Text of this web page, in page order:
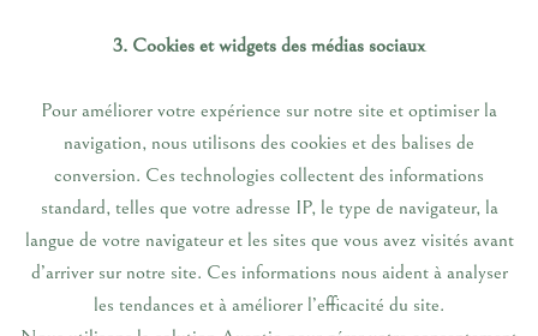
3. Cookies et widgets des médias sociaux
Pour améliorer votre expérience sur notre site et optimiser la
navigation, nous utilisons des cookies et des balises de
conversion. Ces technologies collectent des informations
standard, telles que votre adresse IP, le type de navigateur, la
langue de votre navigateur et les sites que vous avez visités avant
d’arriver sur notre site. Ces informations nous aident à analyser
les tendances et à améliorer l’efficacité du site.